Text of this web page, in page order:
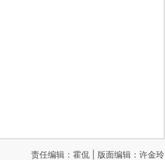
责任编辑：霍侃 | 版面编辑：许金玲